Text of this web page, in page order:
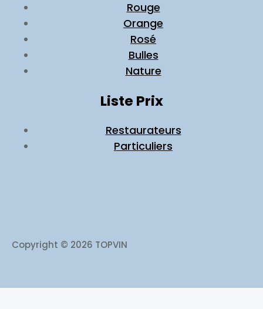
Rouge
Orange
Rosé
Bulles
Nature
Liste Prix
Restaurateurs
Particuliers
Copyright © 2026 TOPVIN